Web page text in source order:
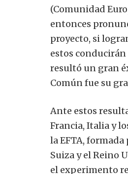
(Comunidad
entonces
proyecto, si
estos conducirán
resultó un gran
Común fue su
Ante estos
Francia, Italia y
la EFTA,
Suiza y el Reino
el experimento